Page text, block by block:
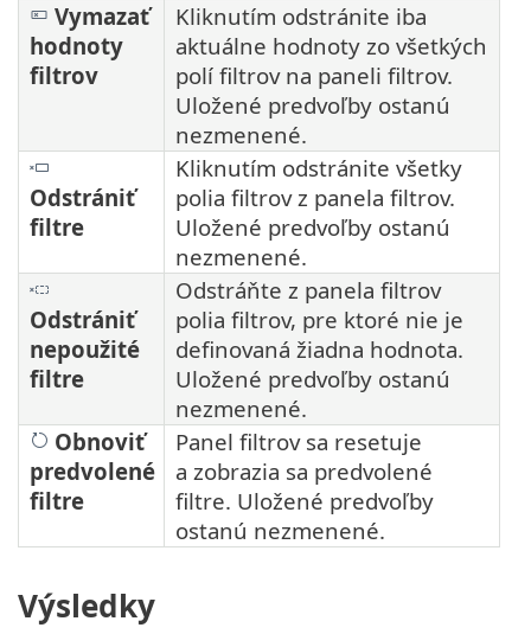
Vymazať
hodnoty
filtrov
Kliknutím odstránite iba
aktuálne hodnoty zo všetkých
polí filtrov na paneli filtrov.
Uložené predvoľby ostanú
nezmenené.
Odstrániť
filtre
Kliknutím odstránite všetky
polia filtrov z panela filtrov.
Uložené predvoľby ostanú
nezmenené.
Odstrániť
nepoužité
filtre
Odstráňte z panela filtrov
polia filtrov, pre ktoré nie je
definovaná žiadna hodnota.
Uložené predvoľby ostanú
nezmenené.
Obnoviť
predvolené
filtre
Panel filtrov sa resetuje
a zobrazia sa predvolené
filtre. Uložené predvoľby
ostanú nezmenené.
Výsledky